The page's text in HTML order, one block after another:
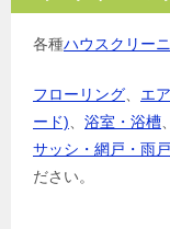
各種ハウスクリー
フローリング エ
ード)
浴室・浴槽
サッシ・網戸・雨戸
ださい。